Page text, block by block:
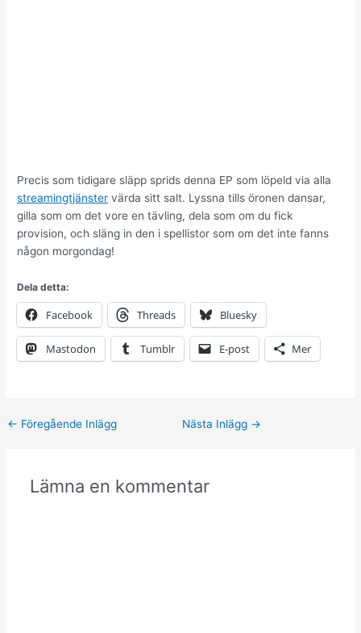
Precis som tidigare släpp sprids denna EP som löpeld via alla
streamingtjänster värda sitt salt. Lyssna tills öronen dansar,
gilla som om det vore en tävling, dela som om du fick
provision, och släng in den i spellistor som om det inte fanns
någon morgondag!
Dela detta:
Facebook Threads Bluesky
Mastodon Tumblr E-post Mer
← Föregående Inlägg Nästa Inlägg →
Lämna en kommentar